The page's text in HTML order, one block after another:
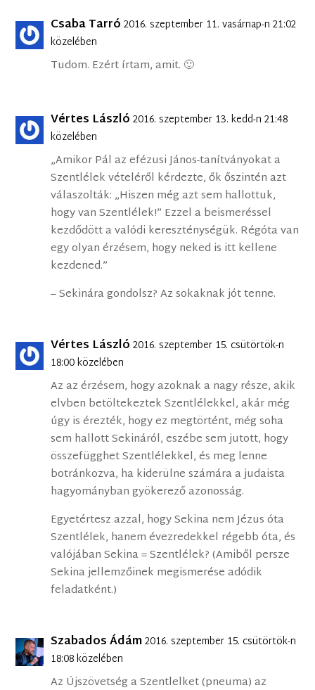
Csaba Tarró 2016. szeptember 11. vasárnap-n 21:02
közelében
Tudom. Ezért írtam, amit. 🙂
Vértes László 2016. szeptember 13. kedd-n 21:48
közelében
„Amikor Pál az efézusi János-tanítványokat a
Szentlélek vételéről kérdezte, ők őszintén azt
válaszolták: „Hiszen még azt sem hallottuk,
hogy van Szentlélek!” Ezzel a beismeréssel
kezdődött a valódi kereszténységük. Régóta van
egy olyan érzésem, hogy neked is itt kellene
kezdened.”
– Sekinára gondolsz? Az sokaknak jót tenne.
Vértes László 2016. szeptember 15. csütörtök-n
18:00 közelében
Az az érzésem, hogy azoknak a nagy része, akik
elvben betöltekeztek Szentlélekkel, akár még
úgy is érezték, hogy ez megtörtént, még soha
sem hallott Sekináról, eszébe sem jutott, hogy
összefügghet Szentlélekkel, és meg lenne
botránkozva, ha kiderülne számára a judaista
hagyományban gyökerező azonosság.
Egyetértesz azzal, hogy Sekina nem Jézus óta
Szentlélek, hanem évezredekkel régebb óta, és
valójában Sekina = Szentlélek? (Amiből persze
Sekina jellemzőinek megismerése adódik
feladatként.)
Szabados Ádám2016. szeptember 15. csütörtök-n
18:08 közelében
Az Újszövetség a Szentlelket (pneuma) az